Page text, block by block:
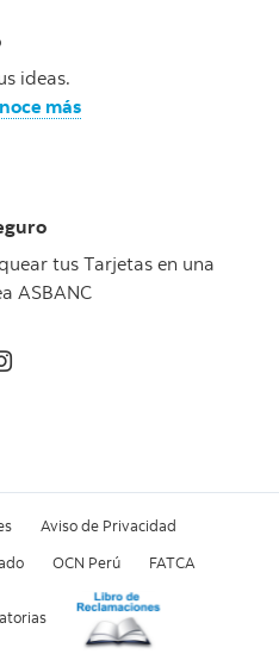
ideas.
más
tus Tarjetas en una
ASBANC
Aviso de Privacidad
OCN Perú FATCA